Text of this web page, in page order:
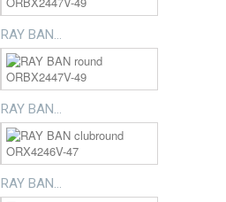
RAY BAN...
RAY BAN...
RAY BAN...